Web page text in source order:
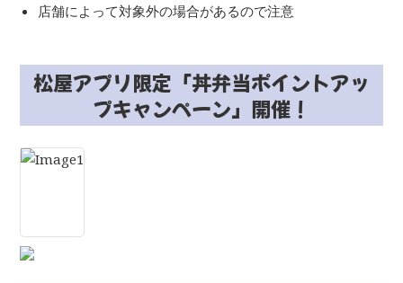
店舗によって対象外の場合があるので注意
松屋アプリ限定「丼弁当ポイントアッ
プキャンペーン」開催！